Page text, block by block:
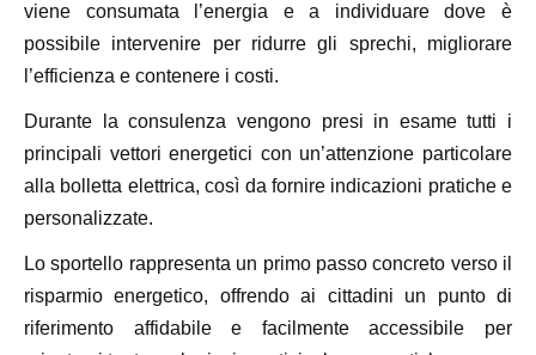
viene consumata l’energia e a individuare dove è
possibile intervenire per ridurre gli sprechi, migliorare
l’efficienza e contenere i costi.
Durante la consulenza vengono presi in esame tutti i
principali vettori energetici con un’attenzione particolare
alla bolletta elettrica, così da fornire indicazioni pratiche e
personalizzate.
Lo sportello rappresenta un primo passo concreto verso il
risparmio energetico, offrendo ai cittadini un punto di
riferimento affidabile e facilmente accessibile per